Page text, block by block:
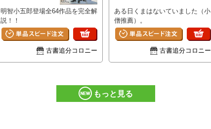
明智小五郎登場全64作品を完全解
説！！
古書追分コロニー
、19×24cm
ある日くまはないていました（小
僧推薦）。
古書追分コロニー
もっと見る